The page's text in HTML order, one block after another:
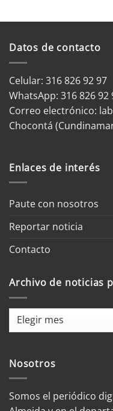
Datos de contacto
Celular: 316 826 92 97
WhatsApp: 316 826 92
Correo electrónico:
Chocontá
Enlaces de interés
Paute con nosotros
Reportar noticia
Contacto
Archivo de noticias
Archivo
mes
Nosotros
Somos el periódico